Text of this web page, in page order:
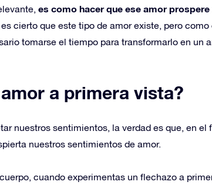
es como hacer que ese amor prospere
es cierto que este tipo de amor existe, pero
tomarse el tiempo para transformarlo en un
a primera vista?
nuestros sentimientos, la verdad es que, en el
nuestros sentimientos de amor.
cuando experimentas un flechazo a